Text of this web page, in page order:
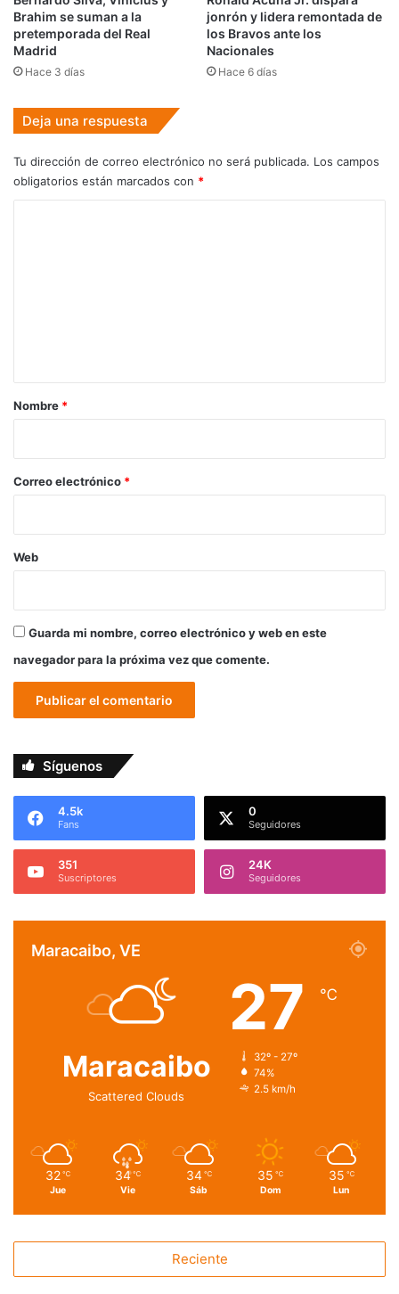
Brahim se suman a la
pretemporada del Real
Madrid
Hace 3 días
jonrón y lidera remontada de
los Bravos ante los
Nacionales
Hace 6 días
Deja una respuesta
Tu dirección de correo electrónico no será publicada. Los campos
obligatorios están marcados con *
r
*
Nombre *
Correo electrónico *
Web
Guarda mi nombre, correo electrónico y web en este
navegador para la próxima vez que comente.
Síguenos
4.5k
Fans
0
Seguidores
351
Suscriptores
24K
Seguidores
Maracaibo, VE
Maracaibo
Scattered Clouds
27 ℃
32º - 27º
74%
2.5 km/h
32 ℃
Jue
34 ℃
Vie
34 ℃
Sáb
35 ℃
Dom
35 ℃
Lun
Reciente